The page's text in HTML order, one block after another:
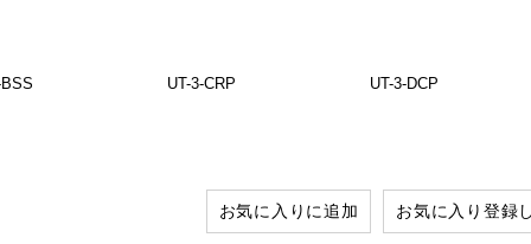
UT-3-CRP UT-3-DCP
お気に入りに追加 お気に入り登録